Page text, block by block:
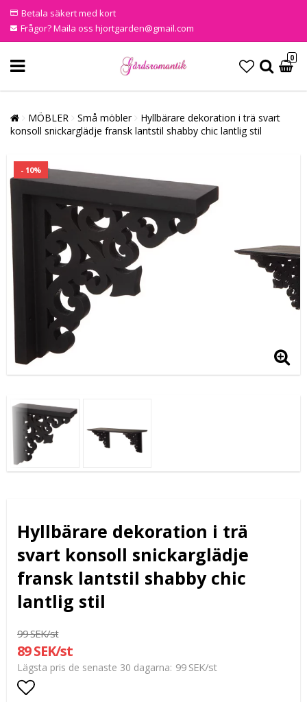
Betala säkert med kort
Frågor? Maila oss hjortgarden@gmail.com
0
MÖBLER Små möbler
Hyllbärare dekoration i trä svart
konsoll snickarglädje fransk lantstil shabby chic lantlig stil
- 10%
Hyllbärare dekoration i trä
svart konsoll snickarglädje
fransk lantstil shabby chic
lantlig stil
99 SEK/st
89 SEK/st
Lägsta pris de senaste 30 dagarna 99 SEK/st